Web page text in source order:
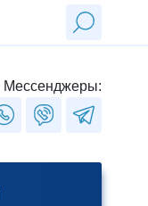
Мессенджеры: